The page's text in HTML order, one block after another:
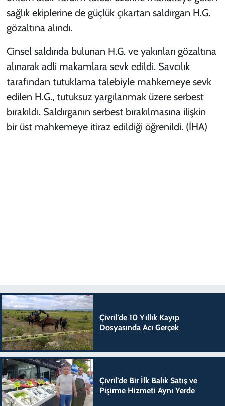
sağlık ekiplerine de güçlük çıkartan saldırgan H.G.
gözaltına alındı.
Cinsel saldırıda bulunan H.G. ve yakınları gözaltına
alınarak adli makamlara sevk edildi. Savcılık
tarafından tutuklama talebiyle mahkemeye sevk
edilen H.G., tutuksuz yargılanmak üzere serbest
bırakıldı. Saldırganın serbest bırakılmasına ilişkin
bir üst mahkemeye itiraz edildiği öğrenildi. (İHA)
Çivril’de 10 Yıllık Kayıp
Dosyasında Acı Gerçek
Çivril’de Bir İlk Balık Satış ve
Pişirme Hizmeti Aynı Yerde